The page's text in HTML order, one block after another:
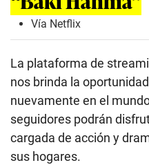
Vía Netflix
La plataforma de
nos brinda la
nuevamente en el
seguidores podrán
cargada de acción y
sus hogares.